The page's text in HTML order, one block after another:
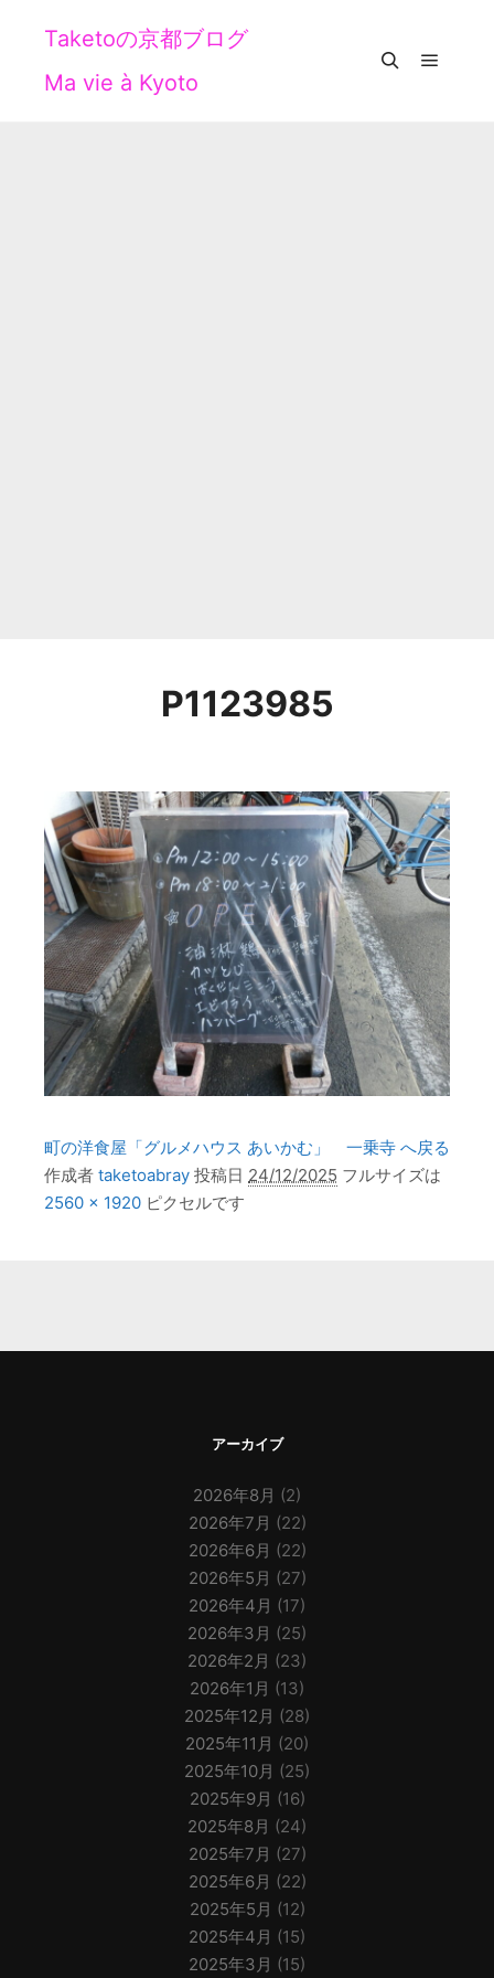
Taketoの京都ブログ
Ma vie à Kyoto
P1123985
町の洋食屋「グルメハウス あいかむ」 一乗寺 へ戻る
作成者 taketoabray 投稿日 24/12/2025 フルサイズは
2560 × 1920 ピクセルです
アーカイブ
2026年8月 (2)
2026年7月 (22)
2026年6月 (22)
2026年5月 (27)
2026年4月 (17)
2026年3月 (25)
2026年2月 (23)
2026年1月 (13)
2025年12月 (28)
2025年11月 (20)
2025年10月 (25)
2025年9月 (16)
2025年8月 (24)
2025年7月 (27)
2025年6月 (22)
2025年5月 (12)
2025年4月 (15)
2025年3月 (15)